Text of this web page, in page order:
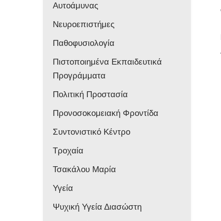
Αυτοάμυνας
Νευροεπιστήμες
Παθοφυσιολογία
Πιστοποιημένα Εκπαιδευτικά
Προγράμματα
Πολιτική Προστασία
Προνοσοκομειακή Φροντίδα
Συντονιστικό Κέντρο
Τροχαία
Τσακάλου Μαρία
Υγεία
Ψυχική Υγεία Διασώστη